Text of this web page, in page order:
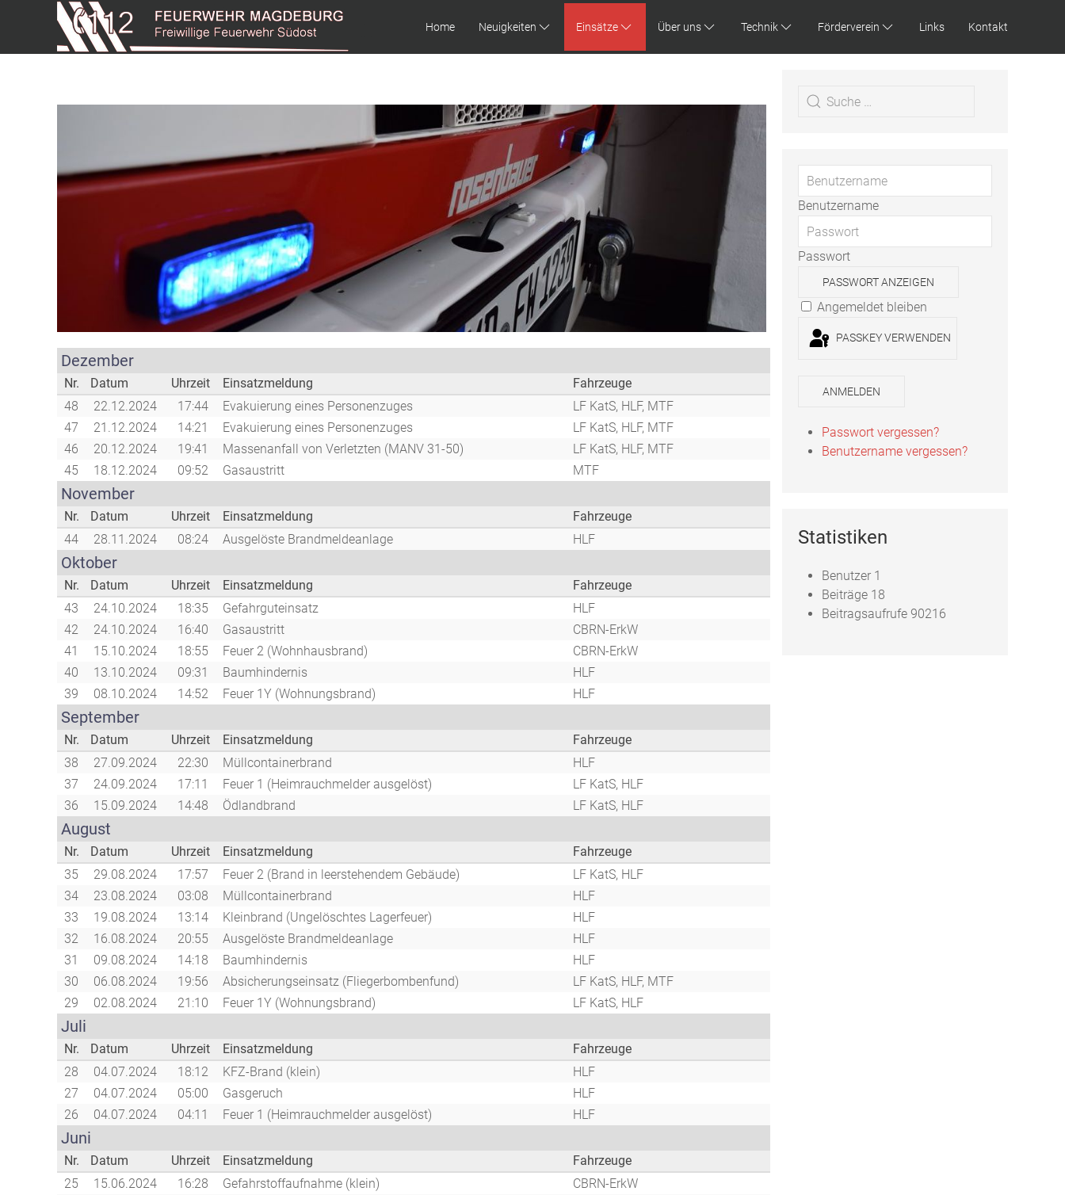
Home Neuigkeiten Einsätze Über uns Technik Förderverein Links Kontakt
Dezember
Nr. Datum Uhrzeit Einsatzmeldung
Fahrzeuge
48
22.12.2024 17:44 Evakuierung eines Personenzuges
LF KatS, HLF, MTF
47
21.12.2024 14:21 Evakuierung eines Personenzuges
LF KatS, HLF, MTF
46
20.12.2024 19:41 Massenanfall von Verletzten (MANV 31-50)
LF KatS, HLF, MTF
45
18.12.2024 09:52 Gasaustritt MTF
November
Nr. Datum Uhrzeit Einsatzmeldung
Fahrzeuge
44
28.11.2024 08:24 Ausgelöste Brandmeldeanlage HLF
Oktober
Nr. Datum Uhrzeit Einsatzmeldung
Fahrzeuge
43
24.10.2024 18:35 Gefahrguteinsatz
HLF
42
24.10.2024 16:40 Gasaustritt
CBRN-ErkW
41
15.10.2024 18:55 Feuer 2 (Wohnhausbrand)
CBRN-ErkW
40
13.10.2024 09:31 Baumhindernis
HLF
39
08.10.2024 14:52 Feuer 1Y (Wohnungsbrand) HLF
September
Nr. Datum Uhrzeit Einsatzmeldung
Fahrzeuge
38
27.09.2024 22:30 Müllcontainerbrand
HLF
37
24.09.2024 17:11 Feuer 1 (Heimrauchmelder ausgelöst)
LF KatS, HLF
36
15.09.2024 14:48 Ödlandbrand LF KatS, HLF
August
Nr. Datum Uhrzeit Einsatzmeldung
Fahrzeuge
35
29.08.2024 17:57 Feuer 2 (Brand in leerstehendem Gebäude)
LF KatS, HLF
34
23.08.2024 03:08 Müllcontainerbrand
HLF
33
19.08.2024 13:14 Kleinbrand (Ungelöschtes Lagerfeuer)
HLF
32
16.08.2024 20:55 Ausgelöste Brandmeldeanlage
HLF
31
09.08.2024 14:18 Baumhindernis
HLF
30
06.08.2024 19:56 Absicherungseinsatz (Fliegerbombenfund)
LF KatS, HLF, MTF
29
02.08.2024 21:10 Feuer 1Y (Wohnungsbrand) LF KatS, HLF
Juli
Nr. Datum Uhrzeit Einsatzmeldung
Fahrzeuge
28
04.07.2024 18:12 KFZ-Brand (klein)
HLF
27
04.07.2024 05:00 Gasgeruch
HLF
26
04.07.2024 04:11 Feuer 1 (Heimrauchmelder ausgelöst) HLF
Juni
Nr. Datum Uhrzeit Einsatzmeldung
Fahrzeuge
25
15.06.2024 16:28 Gefahrstoffaufnahme (klein)
CBRN-ErkW
Benutzername
Passwort
PASSWORT ANZEIGEN
Angemeldet bleiben
PASSKEY VERWENDEN
ANMELDEN
Passwort vergessen?
Benutzername vergessen?
Statistiken
Benutzer 1
Beiträge 18
Beitragsaufrufe 90216